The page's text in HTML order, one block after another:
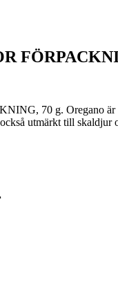
70 g. Oregano är
utmärkt till